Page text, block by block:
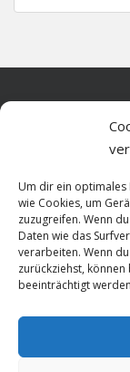
Um dir ein optimales
wie Cookies, um
zuzugreifen. Wenn
Daten wie das
verarbeiten. Wenn
zurückziehst,
beeinträchtigt
Datenschutz
Cookie-Richtlinie
Impressum